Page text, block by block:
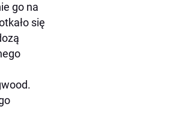
go na
się